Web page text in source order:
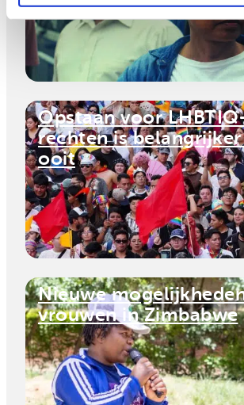
Opstaan voor
rechten is
ooit
Nieuwe
vrouwen in Zimbabwe